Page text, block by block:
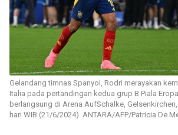
Gelandang timnas Spanyol, Rodri merayakan
Italia pada pertandingan kedua grup B Piala
berlangsung di Arena AufSchalke,
hari WIB (21/6/2024). ANTARA/AFP/Patricia De